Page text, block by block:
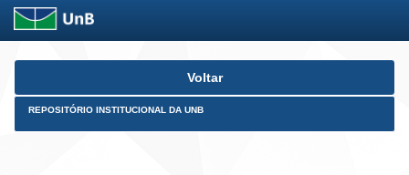
Skip
Voltar
REPOSITÓRIO INSTITUCIONAL DA UNB